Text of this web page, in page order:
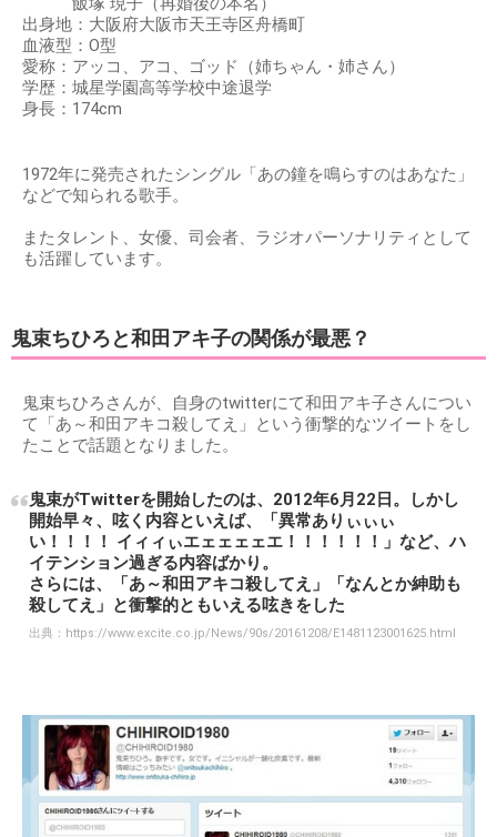
出身地：大阪府大阪市天王寺区舟橋町
血液型：O型
愛称：アッコ、アコ、ゴッド（姉ちゃん・姉さん）
学歴：城星学園高等学校中途退学
身長：174cm
1972年に発売されたシングル「あの鐘を鳴らすのはあなた」
などで知られる歌手。
またタレント、女優、司会者、ラジオパーソナリティとして
も活躍しています。
鬼束ちひろと和田アキ子の関係が最悪？
鬼束ちひろさんが、自身のtwitterにて和田アキ子さんについ
て「あ～和田アキコ殺してえ」という衝撃的なツイートをし
たことで話題となりました。
鬼束がTwitterを開始したのは、2012年6月22日。しかし
開始早々、呟く内容といえば、「異常ありぃぃぃ
い！！！！ イィィぃエェェェェエ！！！！！！」など、ハ
イテンション過ぎる内容ばかり。
さらには、「あ～和田アキコ殺してえ」「なんとか紳助も
殺してえ」と衝撃的ともいえる呟きをした
出典： https://www.excite.co.jp/News/90s/20161208/E1481123001625.html